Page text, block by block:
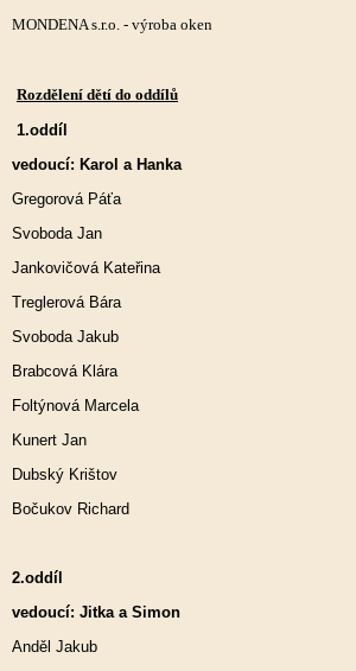
MONDENA s.r.o. - výroba oken
Rozdělení dětí do oddílů
1.oddíl
vedoucí: Karol a Hanka
Gregorová Páťa
Svoboda Jan
Jankovičová Kateřina
Treglerová Bára
Svoboda Jakub
Brabcová Klára
Foltýnová Marcela
Kunert Jan
Dubský Krištov
Bočukov Richard
2.oddíl
vedoucí: Jitka a Simon
Anděl Jakub